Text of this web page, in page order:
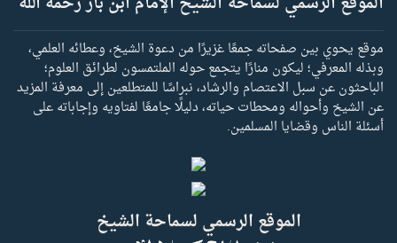
موقع يحوي بين صفحاته جمعًا غزيرًا من دعوة الشيخ، وعطائه العلمي،
وبذله المعرفي؛ ليكون منارًا يتجمع حوله الملتمسون لطرائق العلوم؛
الباحثون عن سبل الاعتصام والرشاد، نبراسًا للمتطلعين إلى معرفة المزيد
عن الشيخ وأحواله ومحطات حياته، دليلًا جامعًا لفتاويه وإجاباته على
أسئلة الناس وقضايا المسلمين.
الموقع الرسمي لسماحة الشيخ